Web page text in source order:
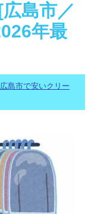
島市／
年最
広島市で安いクリー